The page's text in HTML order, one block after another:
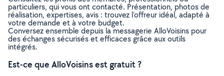
particuliers, qui vous ont contacté. Présentation, photos de
réalisation, expertises, avis : trouvez l'offreur idéal, adapté à
votre demande et à votre budget.
Conversez ensemble depuis la messagerie AlloVoisins pour
des échanges sécurisés et efficaces grâce aux outils
intégrés.
Est-ce que AlloVoisins est gratuit ?